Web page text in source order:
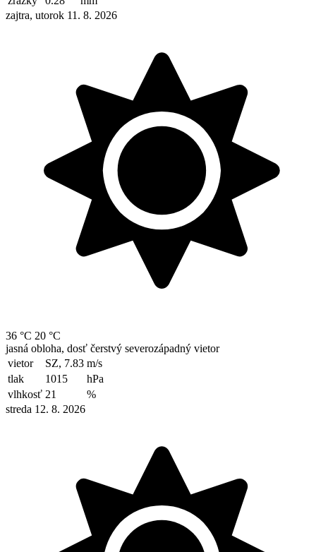
zajtra, utorok 11. 8. 2026
36 °C 20 °C
jasná obloha, dosť čerstvý severozápadný vietor
vietor
SZ, 7.83 m/s
tlak
1015
hPa
vlhkosť 21
%
streda 12. 8. 2026